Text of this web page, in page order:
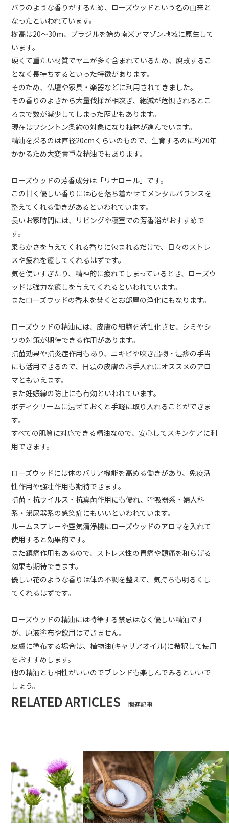
バラのような香りがするため、ローズウッドという名の由来と
なったといわれています。
樹高は20〜30m、ブラジルを始め南米アマゾン地域に原生して
います。
硬くて重たい材質でヤニが多く含まれているため、腐敗するこ
となく長持ちするといった特徴があります。
そのため、仏壇や家具・楽器などに利用されてきました。
その香りのよさから大量伐採が相次ぎ、絶滅が危惧されるとこ
ろまで数が減少してしまった歴史もあります。
現在はワシントン条約の対象になり植林が進んでいます。
精油を採るのは直径20cmくらいのもので、生育するのに約20年
かかるため大変貴重な精油でもあります。
ローズウッドの芳香成分は「リナロール」です。
この甘く優しい香りには心を落ち着かせてメンタルバランスを
整えてくれる働きがあるといわれています。
長いお家時間には、リビングや寝室での芳香浴がおすすめで
す。
柔らかさを与えてくれる香りに包まれるだけで、日々のストレ
スや疲れを癒してくれるはずです。
気を使いすぎたり、精神的に疲れてしまっているとき、ローズウ
ッドは強力な癒しを与えてくれるといわれています。
またローズウッドの香木を焚くとお部屋の浄化にもなります。
ローズウッドの精油には、皮膚の細胞を活性化させ、シミやシ
ワの対策が期待できる作用があります。
抗菌効果や抗炎症作用もあり、ニキビや吹き出物・湿疹の手当
にも活用できるので、日頃の皮膚のお手入れにオススメのアロ
マともいえます。
また妊娠線の防止にも有効といわれています。
ボディクリームに混ぜておくと手軽に取り入れることができま
す。
すべての肌質に対応できる精油なので、安心してスキンケアに利
用できます。
ローズウッドには体のバリア機能を高める働きがあり、免疫活
性作用や強壮作用も期待できます。
抗菌・抗ウイルス・抗真菌作用にも優れ、呼吸器系・婦人科
系・泌尿器系の感染症にもいいといわれています。
ルームスプレーや空気清浄機にローズウッドのアロマを入れて
使用すると効果的です。
また鎮痛作用もあるので、ストレス性の胃痛や頭痛を和らげる
効果も期待できます。
優しい花のような香りは体の不調を整えて、気持ちも明るくし
てくれるはずです。
ローズウッドの精油には特筆する禁忌はなく優しい精油です
が、原液塗布や飲用はできません。
皮膚に塗布する場合は、植物油(キャリアオイル)に希釈して使用
をおすすめします。
他の精油とも相性がいいのでブレンドも楽しんでみるといいで
しょう。
RELATED ARTICLES 関連記事